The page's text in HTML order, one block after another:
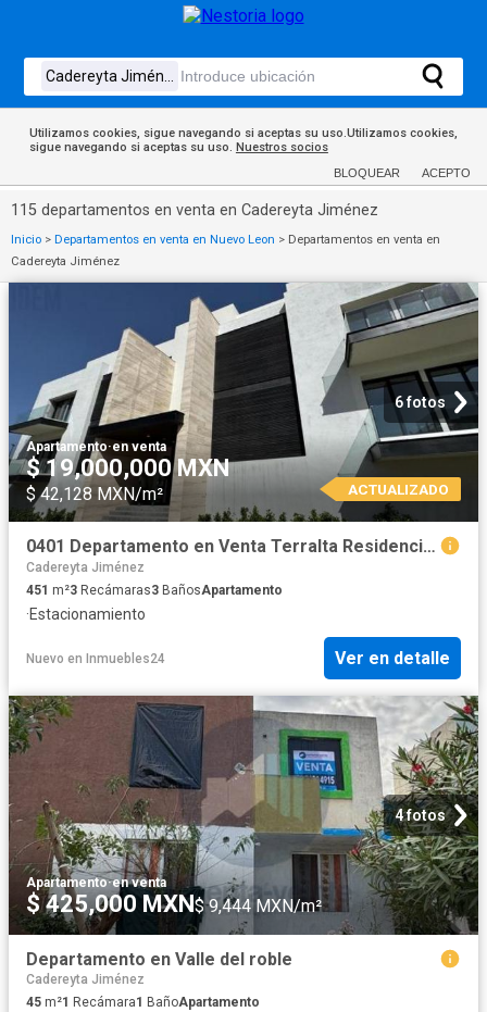
Utilizamos cookies, sigue navegando si aceptas su uso.Utilizamos cookies,
sigue navegando si aceptas su uso. Nuestros socios
BLOQUEAR ACEPTO
115 departamentos en venta en Cadereyta Jiménez
Inicio > Departamentos en venta en Nuevo Leon > Departamentos en venta en
Cadereyta Jiménez
6 fotos
Apartamento·en venta
$ 19,000,000 MXN
$ 42,128 MXN/m² ACTUALIZADO
0401 Departamento en Venta Terralta Residencial Country Club
Cadereyta Jiménez
451 m²3 Recámaras3 BañosApartamento
·Estacionamiento
Nuevo en Inmuebles24 Ver en detalle
4 fotos
Apartamento·en venta
$ 425,000 MXN$ 9,444 MXN/m²
Departamento en Valle del roble
Cadereyta Jiménez
45 m²1 Recámara1 BañoApartamento